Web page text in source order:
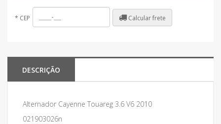
* CEP Calcular frete
DESCRIÇÃO
Alternador Cayenne Touareg 3.6 V6 2010
021903026n